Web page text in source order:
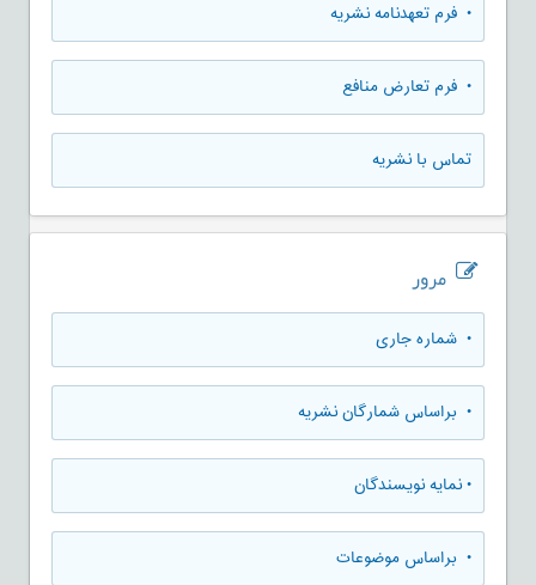
• فرم تعهدنامه نشریه
• فرم تعارض منافع
تماس با نشریه
مرور
• شماره جاری
• براساس شمارگان نشریه
•نمایه نویسندگان
• براساس موضوعات